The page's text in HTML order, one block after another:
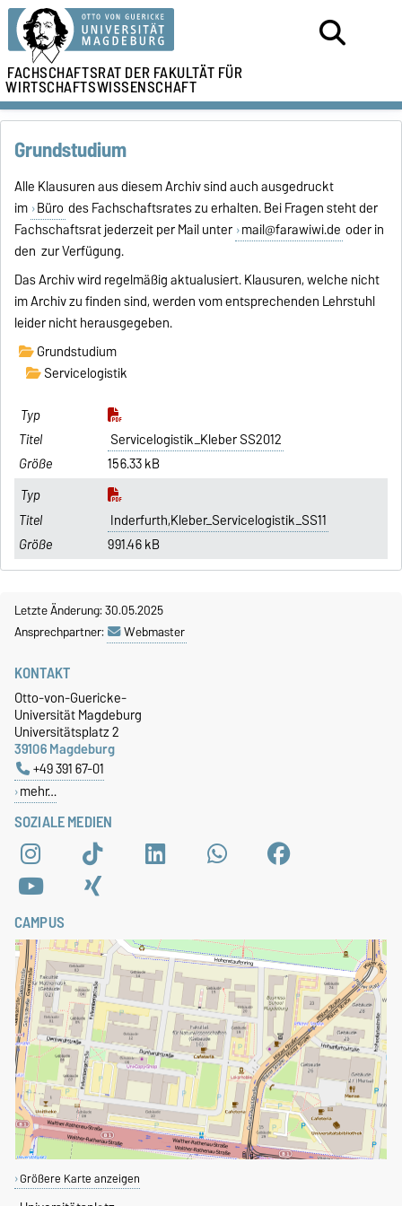
FACHSCHAFTSRAT DERFAKULTÄT FÜR
WIRTSCHAFTSWISSENSCHAFT
Grundstudium
Alle Klausuren aus diesem Archiv sind auch ausgedruckt
im Büro des Fachschaftsrates zu erhalten. Bei Fragen steht der
Fachschaftsrat jederzeit per Mail unter mail@farawiwi.de oder in
den zur Verfügung.
Das Archiv wird regelmäßig aktualusiert. Klausuren, welche nicht
im Archiv zu finden sind, werden vom entsprechenden Lehrstuhl
leider nicht herausgegeben.
Grundstudium
Servicelogistik
Servicelogistik_Kleber SS2012
156.33 kB
Inderfurth,Kleber_Servicelogistik_SS11
991.46 kB
Letzte Änderung: 30.05.2025
Ansprechpartner:
Webmaster
SOZIALE MEDIEN
KONTAKT
Otto-von-Guericke-
Universität Magdeburg
Universitätsplatz 2
39106 Magdeburg
+49 391 67-01
mehr…
CAMPUS
Größere Karte anzeigen